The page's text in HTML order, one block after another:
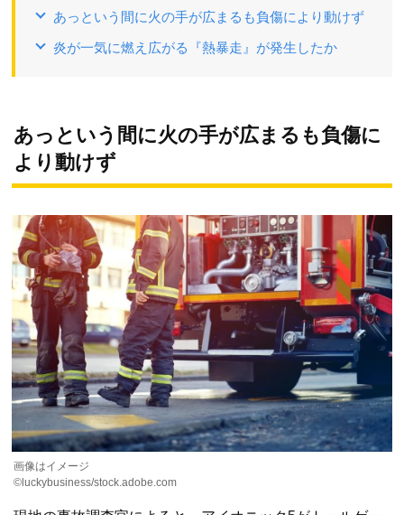
あっという間に火の手が広まるも負傷により動けず
炎が一気に燃え広がる『熱暴走』が発生したか
あっという間に火の手が広まるも負傷に
より動けず
画像はイメージ
©luckybusiness/stock.adobe.com